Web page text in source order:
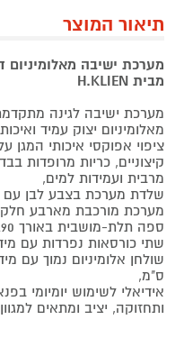
תיאור המוצר
מערכת ישיבה מאלומיניום
מבית H.KLIEN
מערכת ישיבה לגינה
מאלומיניום יצוק עמיד
ציפוי אפוקסי איכותי המגן
קיצוניים, כריות מרופדות
מרבית ועמידות למים,
שלדת מערכת בצבע לבן עם
מערכת מורכבת מארבע
ספה תלת-מושבית באורך 190 ס"מ ורוחב 76 ס"מ,
שתי כורסאות נפרדות עם מידות 70 על
ס"מ,
אידיאלי לשימוש יומיומי
ותחזוקה, יציב ומתאים